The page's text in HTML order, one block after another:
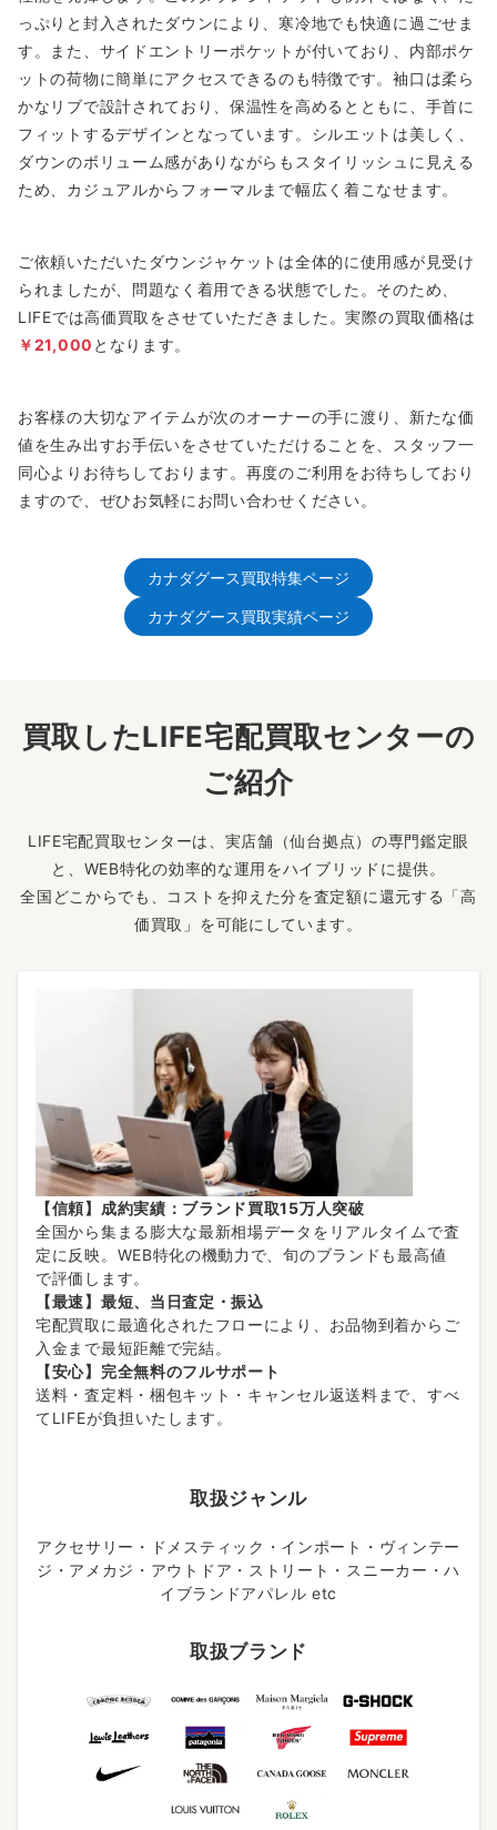
っぷりと封入されたダウンにより、寒冷地でも快適に過ごせま
す。また、サイドエントリーポケットが付いており、内部ポケ
ットの荷物に簡単にアクセスできるのも特徴です。袖口は柔ら
かなリブで設計されており、保温性を高めるとともに、手首に
フィットするデザインとなっています。シルエットは美しく、
ダウンのボリューム感がありながらもスタイリッシュに見える
ため、カジュアルからフォーマルまで幅広く着こなせます。
ご依頼いただいたダウンジャケットは全体的に使用感が見受け
られましたが、問題なく着用できる状態でした。そのため、
LIFEでは高価買取をさせていただきました。実際の買取価格は
￥21,000 となります。
お客様の大切なアイテムが次のオーナーの手に渡り、新たな価
値を生み出すお手伝いをさせていただけることを、スタッフ一
同心よりお待ちしております。再度のご利用をお待ちしており
ますので、ぜひお気軽にお問い合わせください。
カナダグース買取特集ページ
カナダグース買取実績ページ
買取したLIFE宅配買取センターの
ご紹介
LIFE宅配買取センターは、実店舗（仙台拠点）の専門鑑定眼
と、WEB特化の効率的な運用をハイブリッドに提供。
全国どこからでも、コストを抑えた分を査定額に還元する「高
価買取」を可能にしています。
【信頼】成約実績：ブランド買取15万人突破
全国から集まる膨大な最新相場データをリアルタイムで査
定に反映。WEB特化の機動力で、旬のブランドも最高値
で評価します。
【最速】最短、当日査定・振込
宅配買取に最適化されたフローにより、お品物到着からご
入金まで最短距離で完結。
【安心】完全無料のフルサポート
送料・査定料・梱包キット・キャンセル返送料まで、すべ
てLIFEが負担いたします。
取扱ジャンル
アクセサリー・ドメスティック・インポート・ヴィンテー
ジ・アメカジ・アウトドア・ストリート・スニーカー・ハ
イブランドアパレル etc
取扱ブランド